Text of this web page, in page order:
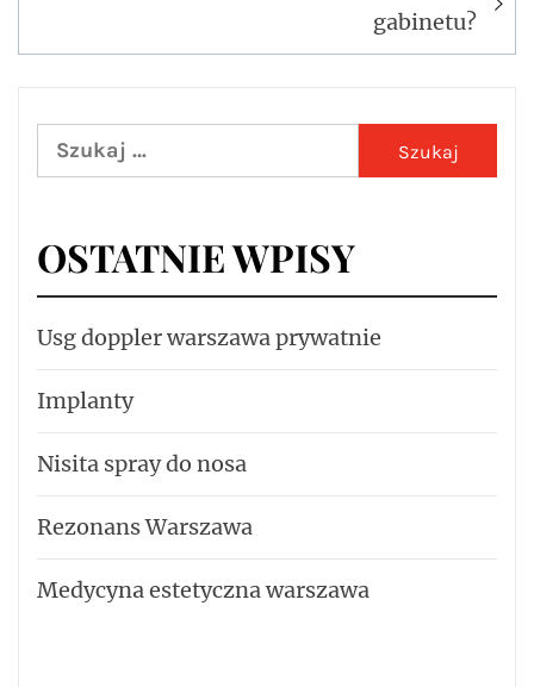
gabinetu?
Szukaj:
OSTATNIE WPISY
Usg doppler warszawa prywatnie
Implanty
Nisita spray do nosa
Rezonans Warszawa
Medycyna estetyczna warszawa